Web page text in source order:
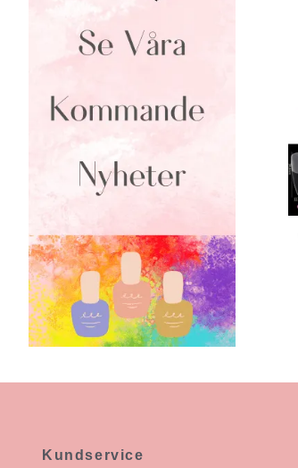
Kundservice